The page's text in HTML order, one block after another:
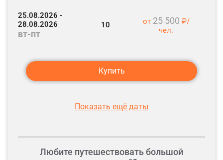
25.08.2026 -
28.08.2026
вт-пт
10 от 25 500 ₽/
чел.
Купить
Показать ещё даты
Любите путешествовать большой